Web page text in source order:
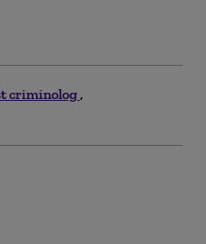
criminolog